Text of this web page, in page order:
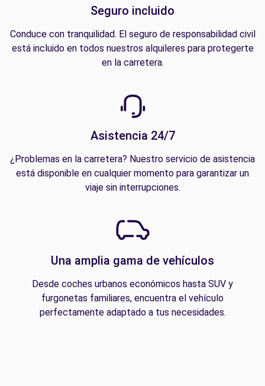
Seguro incluido
Conduce con tranquilidad. El seguro de responsabilidad civil
está incluido en todos nuestros alquileres para protegerte
en la carretera.
Asistencia 24/7
¿Problemas en la carretera? Nuestro servicio de asistencia
está disponible en cualquier momento para garantizar un
viaje sin interrupciones.
Una amplia gama de vehículos
Desde coches urbanos económicos hasta SUV y
furgonetas familiares, encuentra el vehículo
perfectamente adaptado a tus necesidades.